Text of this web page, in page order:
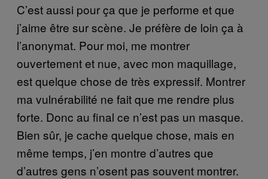
C’est aussi pour ça que je performe et que
j’aime être sur scène. Je préfère de loin ça à
l’anonymat. Pour moi, me montrer
ouvertement et nue, avec mon maquillage,
est quelque chose de très expressif. Montrer
ma vulnérabilité ne fait que me rendre plus
forte. Donc au final ce n’est pas un masque.
Bien sûr, je cache quelque chose, mais en
même temps, j’en montre d’autres que
d’autres gens n’osent pas souvent montrer.